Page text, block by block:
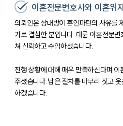
이혼전문변호사와 이혼위
의뢰인은 상대방이 혼인파탄의 사유를
기로 결심한 분입니다. 대륜 이혼전문
쳐 신뢰하고 수임하셨습니다.
진행 상황에 대해 매우 만족하신다며
주셨습니다. 남은 절차를 마무리 짓고
하겠습니다.